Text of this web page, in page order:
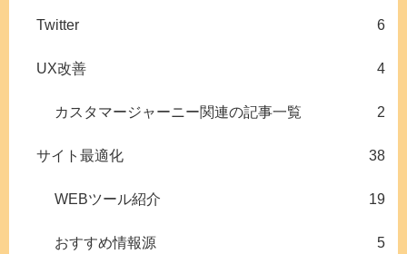
Twitter 6
UX改善 4
カスタマージャーニー関連の記事一覧 2
サイト最適化 38
WEBツール紹介 19
おすすめ情報源 5